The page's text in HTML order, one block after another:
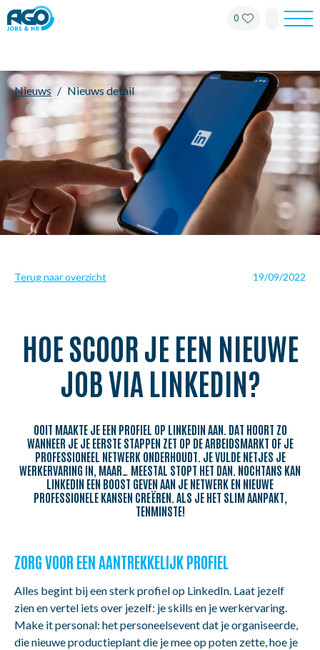
0
Werkgevers
Over AGO
Nieuws
Kantoren
Contact
Nieuws Nieuws detail
Terug naar overzicht 19/09/2022
HOE SCOOR JE EEN NIEUWE
JOB VIA LINKEDIN?
OOIT MAAKTE JE EEN PROFIEL OP LINKEDIN AAN. DAT HOORT ZO
WANNEER JE JE EERSTE STAPPEN ZET OP DE ARBEIDSMARKT OF JE
PROFESSIONEEL NETWERK ONDERHOUDT. JE VULDE NETJES JE
WERKERVARING IN, MAAR… MEESTAL STOPT HET DAN. NOCHTANS KAN
LINKEDIN EEN BOOST GEVEN AAN JE NETWERK EN NIEUWE
PROFESSIONELE KANSEN CREËREN. ALS JE HET SLIM AANPAKT,
TENMINSTE!
ZORG VOOR EEN AANTREKKELIJK PROFIEL
Alles begint bij een sterk profiel op LinkedIn. Laat jezelf
zien en vertel iets over jezelf: je skills en je werkervaring.
Make it personal: het personeelsevent dat je organiseerde,
die nieuwe productieplant die je mee op poten zette, hoe je